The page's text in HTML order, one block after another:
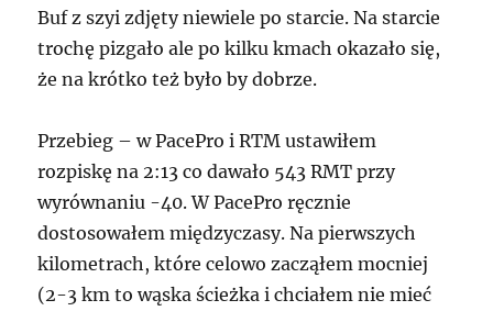
Buf z szyi zdjęty niewiele po starcie. Na starcie
trochę pizgało ale po kilku kmach okazało się,
że na krótko też było by dobrze.
Przebieg – w PacePro i RTM ustawiłem
rozpiskę na 2:13 co dawało 543 RMT przy
wyrównaniu -40. W PacePro ręcznie
dostosowałem międzyczasy. Na pierwszych
kilometrach, które celowo zacząłem mocniej
(2-3 km to wąska ścieżka i chciałem nie mieć